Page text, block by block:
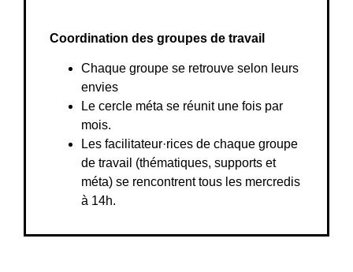
Coordination des groupes de travail
Chaque groupe se retrouve selon leurs
envies
Le cercle méta se réunit une fois par
mois.
Les facilitateur·rices de chaque groupe
de travail (thématiques, supports et
méta) se rencontrent tous les mercredis
à 14h.